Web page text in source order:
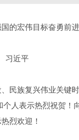
的宏伟目标奋勇前
习近平
族复兴伟业关键
人表示热烈祝贺！
烈欢迎！